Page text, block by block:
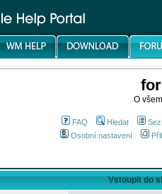
O
FAQ Hledat
Osobní nastavení
Vstoupit do